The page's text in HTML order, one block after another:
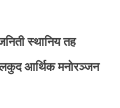
स्थानिय तह
आर्थिक मनोरञ्जन